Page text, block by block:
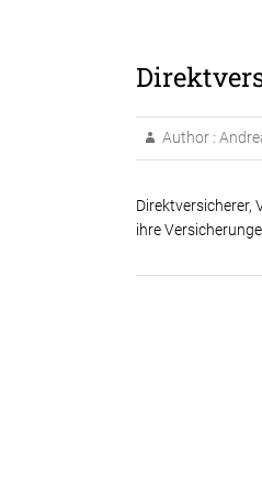
Author :
Direktversicherer,
ihre